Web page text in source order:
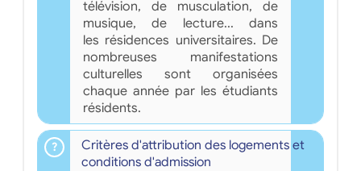
télévision, de musculation, de
musique, de lecture... dans
les résidences universitaires. De
nombreuses manifestations
culturelles sont organisées
chaque année par les étudiants
résidents.
Critères d'attribution des logements et
conditions d'admission